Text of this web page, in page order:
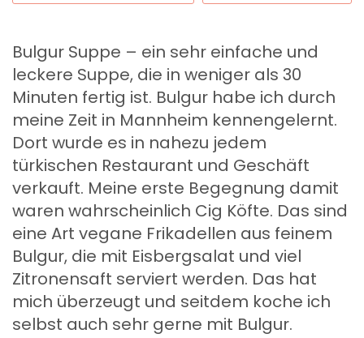
Bulgur Suppe – ein sehr einfache und
leckere Suppe, die in weniger als 30
Minuten fertig ist. Bulgur habe ich durch
meine Zeit in Mannheim kennengelernt.
Dort wurde es in nahezu jedem
türkischen Restaurant und Geschäft
verkauft. Meine erste Begegnung damit
waren wahrscheinlich Cig Köfte. Das sind
eine Art vegane Frikadellen aus feinem
Bulgur, die mit Eisbergsalat und viel
Zitronensaft serviert werden. Das hat
mich überzeugt und seitdem koche ich
selbst auch sehr gerne mit Bulgur.